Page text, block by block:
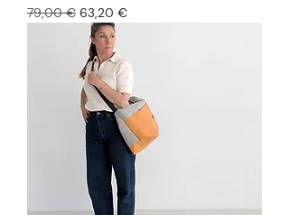
Precio
79,00 € Precio de oferta
63,20 €